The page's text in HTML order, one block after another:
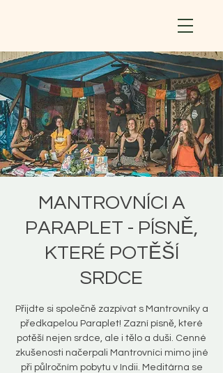
MANTROVNÍCI A
PARAPLET - PÍSNĚ,
KTERÉ POTĚŠÍ
SRDCE
Přijdte si společně zazpívat s Mantrovníky a
předkapelou Paraplet! Zazní písně, které
potěší nejen srdce, ale i tělo a duši. Cenné
zkušenosti načerpali Mantrovníci mimo jiné
při půlročním pobytu v Indii. Meditárna se